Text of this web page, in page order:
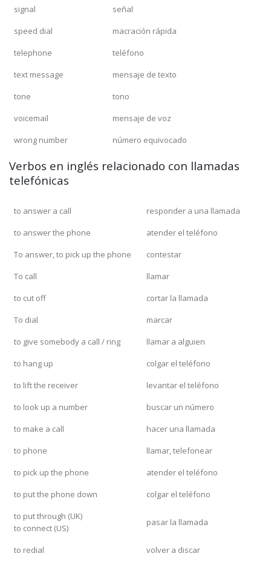
signal
señal
speed dial
macración rápida
telephone
teléfono
text message
mensaje de texto
tone
tono
voicemail
mensaje de voz
wrong number
número equivocado
Verbos en inglés relacionado con llamadas
telefónicas
to answer a call
responder a una llamada
to answer the phone
atender el teléfono
To answer, to pick up the phone
contestar
To call
llamar
to cut off
cortar la llamada
To dial
marcar
to give somebody a call / ring
llamar a alguien
to hang up
colgar el teléfono
to lift the receiver
levantar el teléfono
to look up a number
buscar un número
to make a call
hacer una llamada
to phone
llamar, telefonear
to pick up the phone
atender el teléfono
to put the phone down
colgar el teléfono
to put through (UK)
to connect (US)
pasar la llamada
to redial
volver a discar